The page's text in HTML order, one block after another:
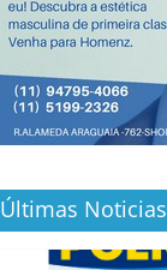
Últimas Noticias